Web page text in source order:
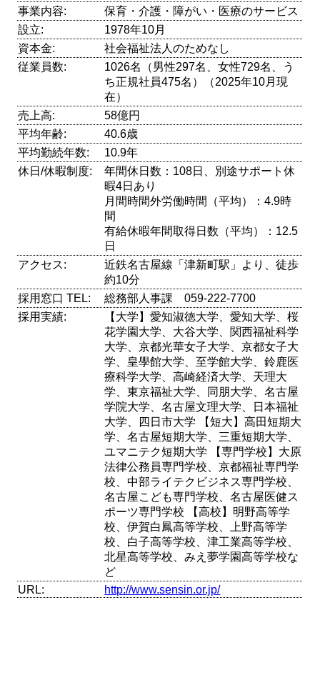
事業内容:
保育・介護・障がい・医療のサービス
設立:
1978年10月
資本金:
社会福祉法人のためなし
従業員数:
1026名（男性297名、女性729名、う
ち正規社員475名）（2025年10月現
在）
売上高:
58億円
平均年齢:
40.6歳
平均勤続年数:
10.9年
休日/休暇制度:
年間休日数：108日、別途サポート休
暇4日あり
月間時間外労働時間（平均）：4.9時
間
有給休暇年間取得日数（平均）：12.5
日
アクセス:
近鉄名古屋線「津新町駅」より、徒歩
約10分
採用窓口 TEL:
総務部人事課 059-222-7700
採用実績:
【大学】愛知淑徳大学、愛知大学、桜
花学園大学、大谷大学、関西福祉科学
大学、京都光華女子大学、京都女子大
学、皇學館大学、至学館大学、鈴鹿医
療科学大学、高崎経済大学、天理大
学、東京福祉大学、同朋大学、名古屋
学院大学、名古屋文理大学、日本福祉
大学、四日市大学 【短大】高田短期大
学、名古屋短期大学、三重短期大学、
ユマニテク短期大学 【専門学校】大原
法律公務員専門学校、京都福祉専門学
校、中部ライテクビジネス専門学校、
名古屋こども専門学校、名古屋医健ス
ポーツ専門学校 【高校】明野高等学
校、伊賀白鳳高等学校、上野高等学
校、白子高等学校、津工業高等学校、
北星高等学校、みえ夢学園高等学校な
ど
URL:
http://www.sensin.or.jp/